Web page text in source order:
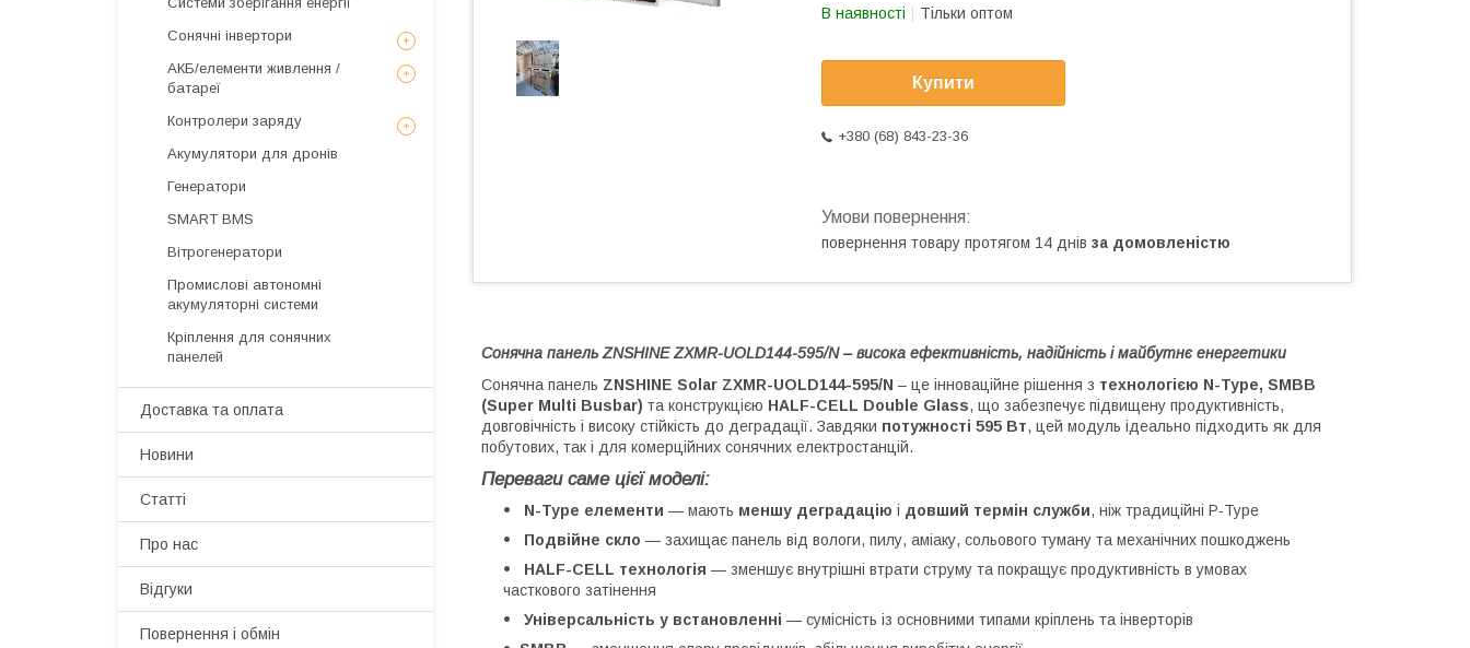
В наявності Тільки оптом
Купити
+380 (68) 843-23-36
повернення товару протягом 14 днів за домовленістю
Сонячна панель ZNSHINE ZXMR-UOLD144-595/N – висока ефективність, надійність і майбутнє енергетики
Сонячна панель ZNSHINE Solar ZXMR-UOLD144-595/N – це інноваційне рішення з технологією N-Type, SMBB
(Super Multi Busbar) та конструкцією HALF-CELL Double Glass, що забезпечує підвищену продуктивність,
довговічність і високу стійкість до деградації. Завдяки потужності 595 Вт, цей модуль ідеально підходить як для
побутових, так і для комерційних сонячних електростанцій.
Переваги саме цієї моделі:
N-Type елементи — мають меншу деградацію і довший термін служби, ніж традиційні P-Type
Подвійне скло — захищає панель від вологи, пилу, аміаку, сольового туману та механічних пошкоджень
HALF-CELL технологія — зменшує внутрішні втрати струму та покращує продуктивність в умовах
часткового затінення
Універсальність у встановленні — сумісність із основними типами кріплень та інверторів
Сонячні інвертори
АКБ/елементи живлення /
батареї
Контролери заряду
Акумулятори для дронів
Генератори
SMART BMS
Вітрогенератори
Промислові автономні
акумуляторні системи
Кріплення для сонячних
панелей
Доставка та оплата
Новини
Статті
Про нас
Відгуки
Повернення і обмін